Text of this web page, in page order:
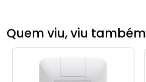
Quem viu, viu também